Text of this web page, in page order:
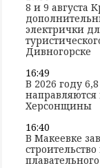
8 и 9 августа
электрички
Дивногорске
16:49
В 2026 году
направляются
Херсонщины
16:40
В Макеевке